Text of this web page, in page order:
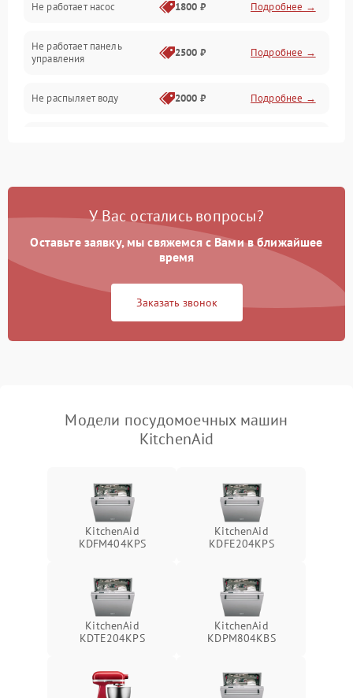
Вода
Гигиена
Программное обеспечение
Не работает насос 1800 ₽ Подробнее →
Не работает панель
управления
2500 ₽ Подробнее →
Не распыляет воду 2000 ₽ Подробнее →
Проблемы с набором
Не работает сушилка 2100 ₽ Подробнее →
Сбои в работе таймера 1700 ₽
У Вас остались вопросы?
Оставьте заявку, мы свяжемся с Вами в ближайшее
время
Заказать звонок
Модели посудомоечных машин
KitchenAid
KitchenAid
KDFM404KPS
KitchenAid
KDFE204KPS
KitchenAid
KDTE204KPS
KitchenAid
KDPM804KBS